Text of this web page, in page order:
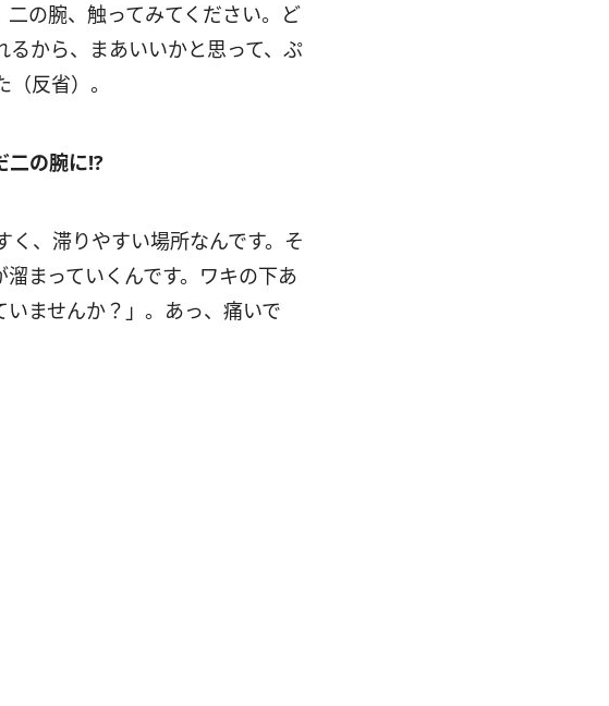
の腕、触ってみてください。ど
るから、まあいいかと思って、ぷ
反省）。
二の腕に!?
く、滞りやすい場所なんです。そ
まっていくんです。ワキの下あ
ませんか？」。あっ、痛いで